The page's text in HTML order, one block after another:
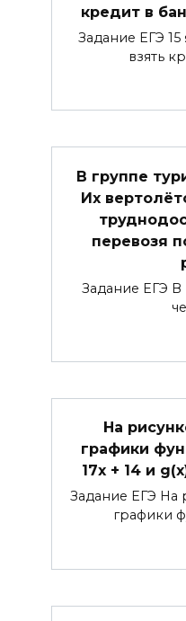
кредит в
Задание ЕГЭ 15
взять
В группе
Их
перевозя
Задание ЕГЭ В
На
графики
17x + 14 и
Задание ЕГЭ На
графики